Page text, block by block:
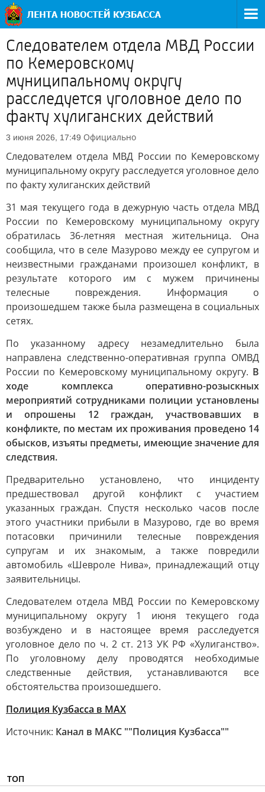
Следователем отдела МВД России
по Кемеровскому
муниципальному округу
расследуется уголовное дело по
факту хулиганских действий
3 июня 2026, 17:49 Официально
Следователем отдела МВД России по Кемеровскому
муниципальному округу расследуется уголовное дело
по факту хулиганских действий
31 мая текущего года в дежурную часть отдела МВД
России по Кемеровскому муниципальному округу
обратилась 36-летняя местная жительница. Она
сообщила, что в селе Мазурово между ее супругом и
неизвестными гражданами произошел конфликт, в
результате которого им с мужем причинены
телесные повреждения. Информация о
произошедшем также была размещена в социальных
сетях.
По указанному адресу незамедлительно была
направлена следственно-оперативная группа ОМВД
России по Кемеровскому муниципальному округу. В
ходе комплекса оперативно-розыскных
мероприятий сотрудниками полиции установлены
и опрошены 12 граждан, участвовавших в
конфликте, по местам их проживания проведено 14
обысков, изъяты предметы, имеющие значение для
следствия.
Предварительно установлено, что инциденту
предшествовал другой конфликт с участием
указанных граждан. Спустя несколько часов после
этого участники прибыли в Мазурово, где во время
потасовки причинили телесные повреждения
супругам и их знакомым, а также повредили
автомобиль «Шевроле Нива», принадлежащий отцу
заявительницы.
Следователем отдела МВД России по Кемеровскому
муниципальному округу 1 июня текущего года
возбуждено и в настоящее время расследуется
уголовное дело по ч. 2 ст. 213 УК РФ «Хулиганство».
По уголовному делу проводятся необходимые
следственные действия, устанавливаются все
обстоятельства произошедшего.
Полиция Кузбасса в МАХ
Источник: Канал в МАКС ""Полиция Кузбасса""
ТОП